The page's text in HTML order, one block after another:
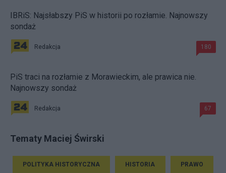
IBRiS: Najsłabszy PiS w historii po rozłamie. Najnowszy
sondaż
Redakcja 180
PiS traci na rozłamie z Morawieckim, ale prawica nie.
Najnowszy sondaż
Redakcja 67
Tematy Maciej Świrski
POLITYKA HISTORYCZNA HISTORIA PRAWO